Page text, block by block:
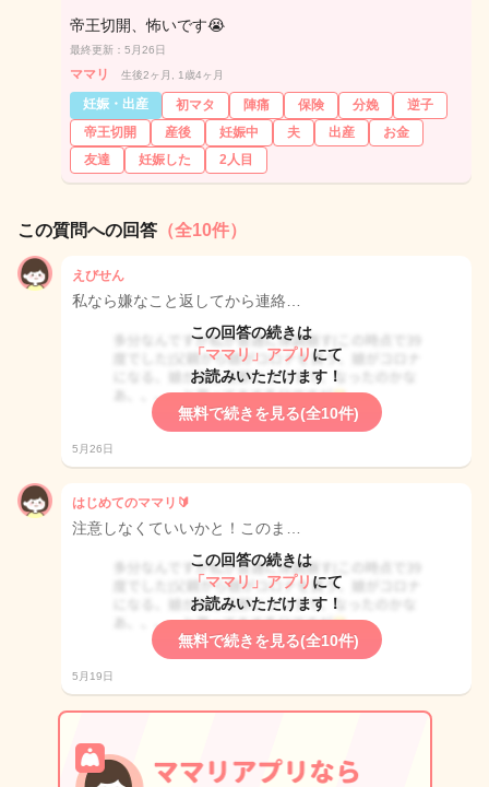
帝王切開、怖いです😭
最終更新：5月26日
ママリ 生後2ヶ月, 1歳4ヶ月
妊娠・出産 初マタ 陣痛 保険 分娩
逆子
帝王切開
産後 妊娠中 夫 出産
お金
友達
妊娠した 2人目
この質問への回答 （全10件）
えびせん
私なら嫌なこと返してから連絡…
この回答の続きは
「ママリ」アプリ にて
お読みいただけます！
無料で続きを見る(全10件)
5月26日
はじめてのママリ🔰
注意しなくていいかと！このま…
この回答の続きは
「ママリ」アプリ にて
お読みいただけます！
無料で続きを見る(全10件)
5月19日